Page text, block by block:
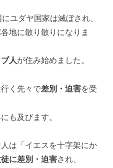
ユダヤ国家は滅ぼされ、
地に散り散りになりま
人が住み始めました。
く先々で差別・迫害を受
も及びます。
は「イエスを十字架にか
に差別・迫害され、